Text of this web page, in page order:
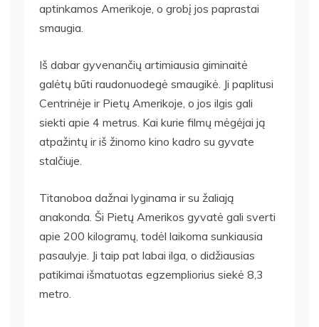
aptinkamos Amerikoje, o grobį jos paprastai
smaugia.
Iš dabar gyvenančių artimiausia giminaitė
galėtų būti raudonuodegė smaugikė. Ji paplitusi
Centrinėje ir Pietų Amerikoje, o jos ilgis gali
siekti apie 4 metrus. Kai kurie filmų mėgėjai ją
atpažintų ir iš žinomo kino kadro su gyvate
stalčiuje.
Titanoboa dažnai lyginama ir su žaliają
anakonda. Ši Pietų Amerikos gyvatė gali sverti
apie 200 kilogramų, todėl laikoma sunkiausia
pasaulyje. Ji taip pat labai ilga, o didžiausias
patikimai išmatuotas egzempliorius siekė 8,3
metro.